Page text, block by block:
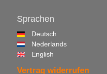
Sprachen
Deutsch
Nederlands
English
Vertrag widerrufen